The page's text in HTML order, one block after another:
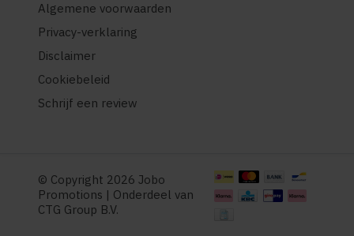
Algemene voorwaarden
Privacy-verklaring
Disclaimer
Cookiebeleid
Schrijf een review
© Copyright 2026 Jobo
Promotions | Onderdeel van
CTG Group B.V.